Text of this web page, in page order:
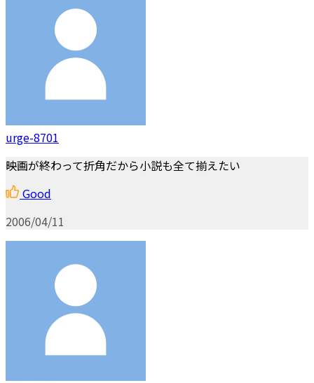
urge-8701
映画が終わって折角だから小説も全て揃えたい
Good
2006/04/11